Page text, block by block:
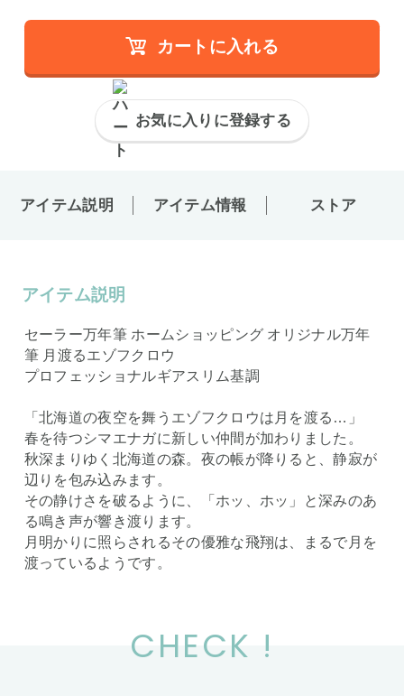
カートに入れる
お気に入りに登録する
アイテム説明 アイテム情報 ストア
アイテム説明
セーラー万年筆 ホームショッピング オリジナル万年
筆 月渡るエゾフクロウ
プロフェッショナルギアスリム基調
「北海道の夜空を舞うエゾフクロウは月を渡る…」
春を待つシマエナガに新しい仲間が加わりました。
秋深まりゆく北海道の森。夜の帳が降りると、静寂が
辺りを包み込みます。
その静けさを破るように、「ホッ、ホッ」と深みのあ
る鳴き声が響き渡ります。
月明かりに照らされるその優雅な飛翔は、まるで月を
渡っているようです。
CHECK !